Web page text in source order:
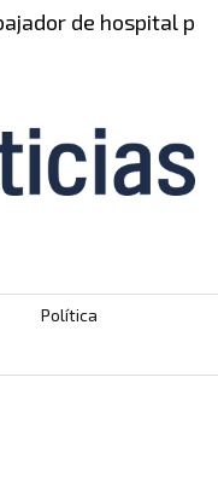
de hospital por
Política